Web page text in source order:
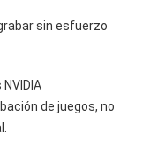
sin esfuerzo
de juegos, no